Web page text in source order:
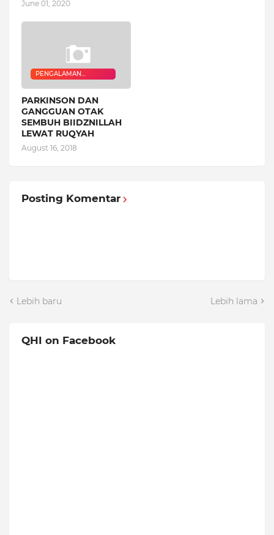
June 01, 2020
PENGALAMAN
PARKINSON DAN
GANGGUAN OTAK
SEMBUH BIIDZNILLAH
LEWAT RUQYAH
August 16, 2018
Posting Komentar
Lebih baru Lebih lama
QHI on Facebook